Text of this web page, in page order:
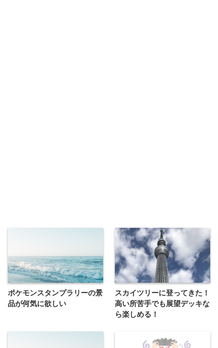
ポケモンスタンプラリーの景
品が何気に欲しい
スカイツリーに登ってきた！
高い所苦手でも展望デッキな
ら楽しめる！